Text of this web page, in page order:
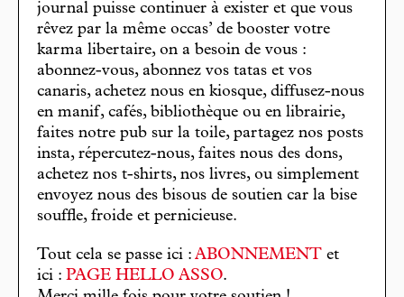
journal puisse continuer à exister et que vous
rêvez par la même occas’ de booster votre
karma libertaire, on a besoin de vous :
abonnez-vous, abonnez vos tatas et vos
canaris, achetez nous en kiosque, diffusez-nous
en manif, cafés, bibliothèque ou en librairie,
faites notre pub sur la toile, partagez nos posts
insta, répercutez-nous, faites nous des dons,
achetez nos t-shirts, nos livres, ou simplement
envoyez nous des bisous de soutien car la bise
souffle, froide et pernicieuse.
Tout cela se passe ici : ABONNEMENT et
ici : PAGE HELLO ASSO.